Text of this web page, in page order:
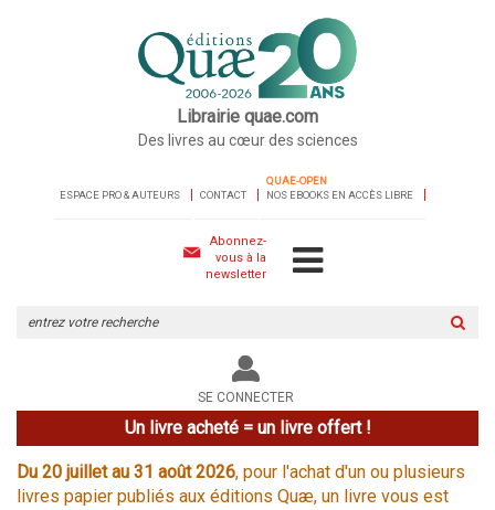
Librairie quae.com
Des livres au cœur des sciences
ESPACE PRO & AUTEURS CONTACT
QUAE-OPEN
NOS EBOOKS EN ACCÈS LIBRE
Abonnez-
vous à la
newsletter
le
site
SE CONNECTER
Un livre acheté = un livre offert !
Du 20 juillet au 31 août 2026, pour l'achat d'un ou plusieurs
livres papier publiés aux éditions Quæ, un livre vous est